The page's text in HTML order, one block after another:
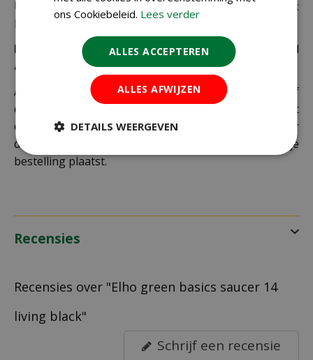
Uiteraard verzenden wij ook buiten Nederland,
bekijk
hier de verzendkosten.
Let op: extra kosten bij niet ophalen of verkeerd
adres
Als je je pakket niet ophaalt bij een PostNL-punt of
een verkeerd afleveradres invult, zijn wij genoodzaakt
extra kosten in rekening te brengen. Controleer
daarom altijd goed je adresgegevens voordat je je
bestelling plaatst.
Recensies
Recensies over "Elho green basics saucer 14
living black"
Schrijf een recensie
ons Cookiebeleid. Lees verder
ALLES ACCEPTEREN
ALLES AFWIJZEN
DETAILS WEERGEVEN